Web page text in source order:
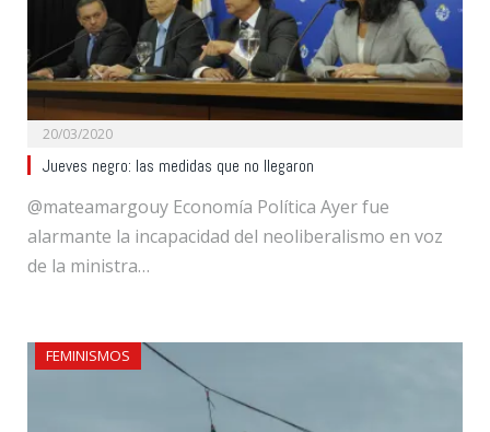
20/03/2020
Jueves negro: las medidas que no llegaron
@mateamargouy Economía Política Ayer fue
alarmante la incapacidad del neoliberalismo en voz
de la ministra…
FEMINISMOS